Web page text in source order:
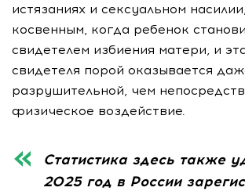
истязаниях и сексуальном
косвенным, когда ребенок
свидетелем избиения матери, и
свидетеля порой оказывается
разрушительной, чем
физическое воздействие.
Статистика здесь также
2025 год в России